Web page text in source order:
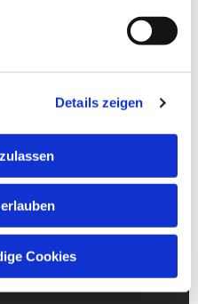
Details zeigen
Cookies